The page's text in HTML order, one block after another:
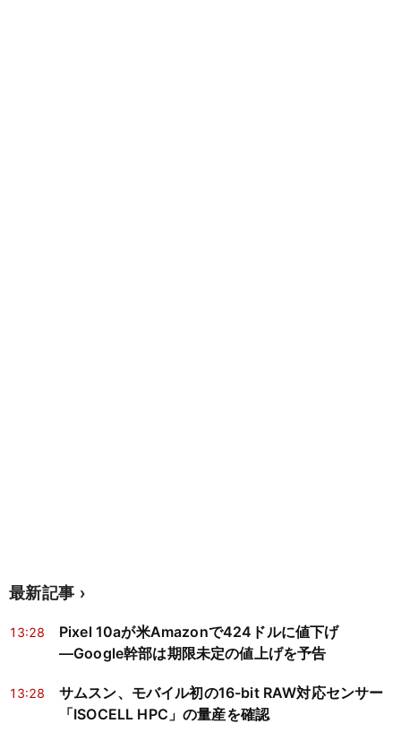
最新記事
13:28
Pixel 10aが米Amazonで424ドルに値下げ
―Google幹部は期限未定の値上げを予告
13:28
サムスン、モバイル初の16-bit RAW対応センサー
「ISOCELL HPC」の量産を確認